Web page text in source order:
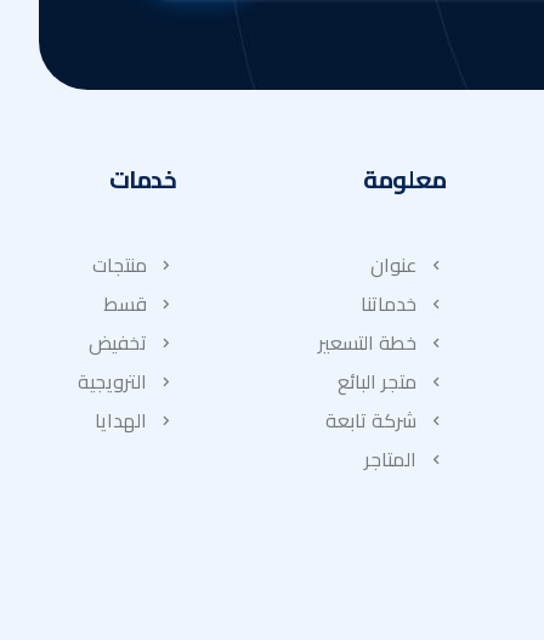
معلومة
عنوان
خدماتنا
خطة التسعير
متجر البائع
شركة تابعة
المتاجر
خدمات
منتجات
قسط
تخفيض
الترويجية
الهدايا